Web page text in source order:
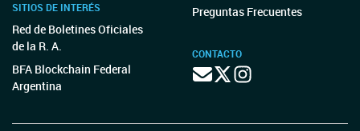
SITIOS DE INTERÉS
Red de Boletines Oficiales
de la R. A.
BFA Blockchain Federal
Argentina
Preguntas Frecuentes
CONTACTO